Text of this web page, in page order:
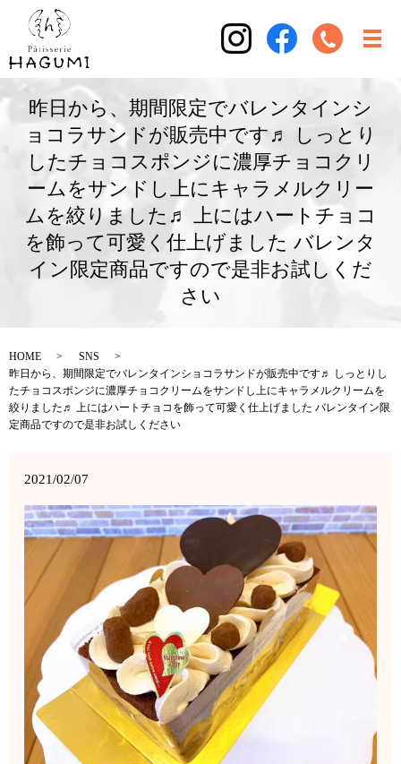
昨日から、期間限定でバレンタインシ
ョコラサンドが販売中です♬ しっとり
したチョコスポンジに濃厚チョコクリ
ームをサンドし上にキャラメルクリー
ムを絞りました♬ 上にはハートチョコ
を飾って可愛く仕上げました バレンタ
イン限定商品ですので是非お試しくだ
さい
HOME
SNS
昨日から、期間限定でバレンタインショコラサンドが販売中です♬ しっとりし
たチョコスポンジに濃厚チョコクリームをサンドし上にキャラメルクリームを
絞りました♬ 上にはハートチョコを飾って可愛く仕上げました バレンタイン限
定商品ですので是非お試しください
2021/02/07